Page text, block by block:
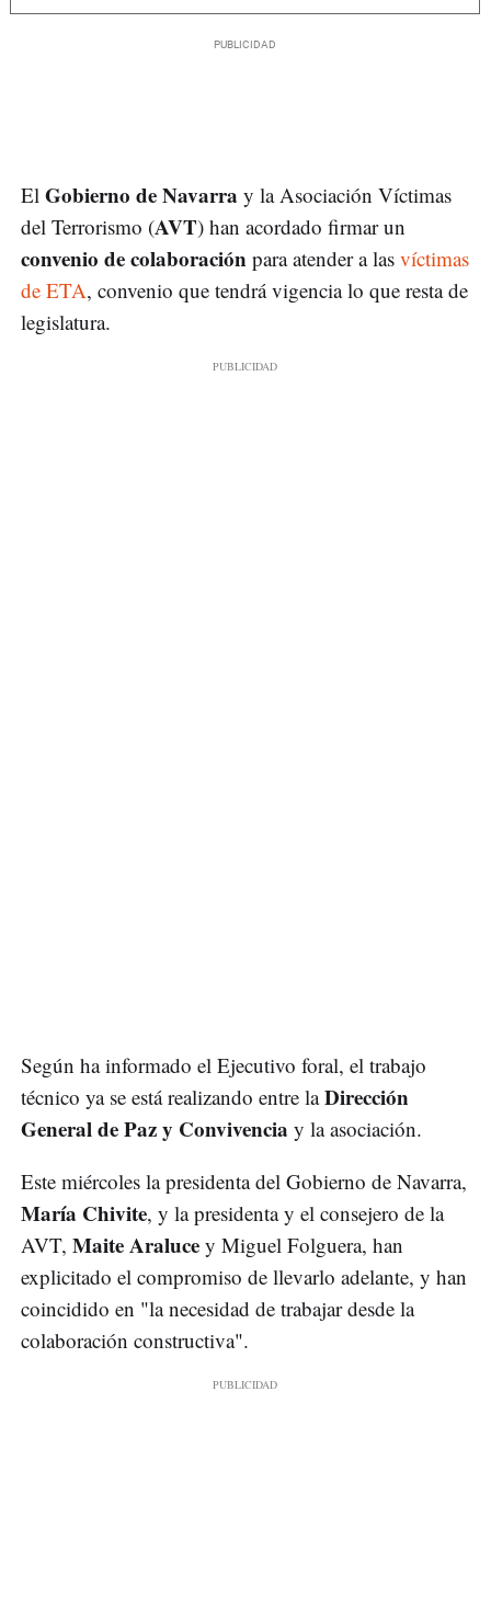
El Gobierno de Navarra y la Asociación Víctimas
del Terrorismo (AVT) han acordado firmar un
convenio de colaboración para atender a las víctimas
de ETA, convenio que tendrá vigencia lo que resta de
legislatura.
Según ha informado el Ejecutivo foral, el trabajo
técnico ya se está realizando entre laDirección
General de Paz y Convivencia y la asociación.
Este miércoles la presidenta del Gobierno de Navarra,
María Chivite, y la presidenta y el consejero de la
AVT, Maite Araluce y Miguel Folguera, han
explicitado el compromiso de llevarlo adelante, y han
coincidido en "la necesidad de trabajar desde la
colaboración constructiva".